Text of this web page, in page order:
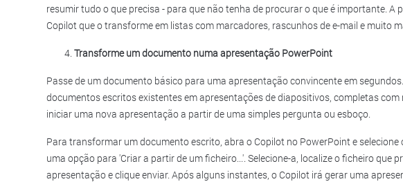
resumir tudo o que precisa - para que não tenha de procurar o que é importante. A
Copilot que o transforme em listas com marcadores, rascunhos de e-mail e muito
Transforme um documento numa apresentação PowerPoint
Passe de um documento básico para uma apresentação convincente em
documentos escritos existentes em apresentações de diapositivos, completas
iniciar uma nova apresentação a partir de uma simples pergunta ou esboço.
Para transformar um documento escrito, abra o Copilot no PowerPoint e selecione
uma opção para 'Criar a partir de um ficheiro...'. Selecione-a, localize o ficheiro que
apresentação e clique enviar. Após alguns instantes, o Copilot irá gerar uma